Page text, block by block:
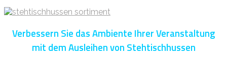
Verbessern Sie das Ambiente Ihrer Veranstaltung
mit dem Ausleihen von Stehtischhussen